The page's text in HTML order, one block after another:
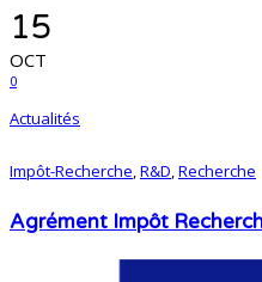
15
OCT
0
Actualités
Impôt-Recherche R&D Recherche
Agrément Impôt